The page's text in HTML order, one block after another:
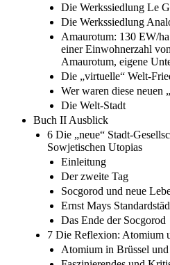
Die Werkssiedlung Le
Die Werkssiedlung
Amaurotum: 130 EW/
einer Einwohnerzahl
Amaurotum, eigene
Die „virtuelle“ Welt-
Wer waren diese neuen
Die Welt-Stadt
Buch II Ausblick
6 Die „neue“ Stadt-
Sowjetischen Utopias
Einleitung
Der zweite Tag
Socgorod und neue
Ernst Mays
Das Ende der Socgorod
7 Die Reflexion: Atomium
Atomium in Brüssel